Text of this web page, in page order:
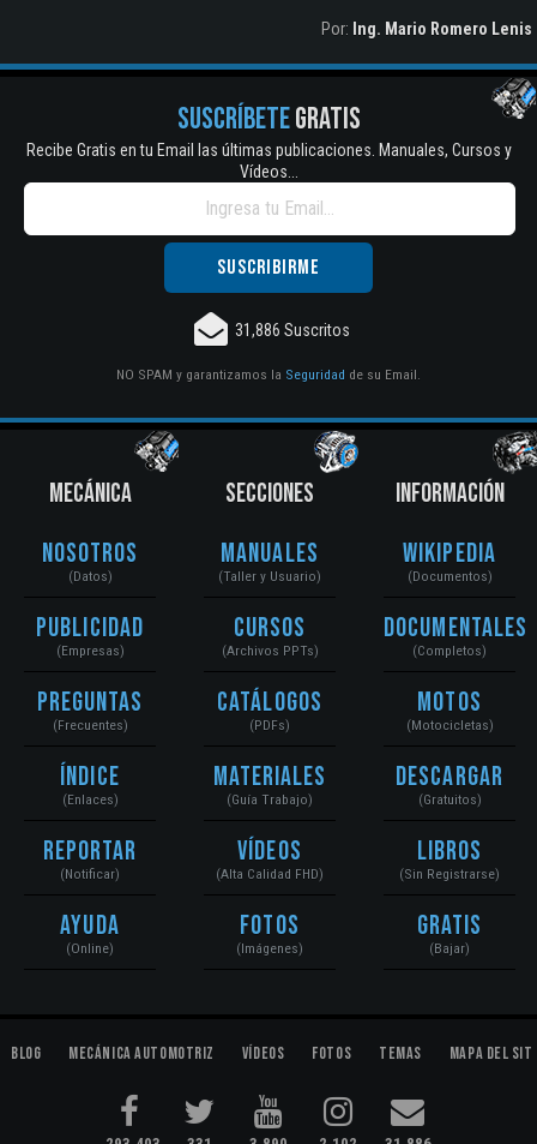
Por: Ing. Mario Romero Lenis
SUSCRÍBETEGRATIS
Recibe Gratis en tu Email las últimas publicaciones. Manuales, Cursos y
Vídeos...
31,886 Suscritos
NO SPAM y garantizamos la Seguridad de su Email.
MECÁNICA
Nosotros
(Datos)
Publicidad
(Empresas)
Preguntas
(Frecuentes)
Índice
(Enlaces)
Reportar
(Notificar)
Ayuda
(Online)
SECCIONES
Manuales
(Taller y Usuario)
Cursos
(Archivos PPTs)
Catálogos
(PDFs)
Materiales
(Guía Trabajo)
Vídeos
(Alta Calidad FHD)
Fotos
(Imágenes)
INFORMACIÓN
Wikipedia
(Documentos)
Documentales
(Completos)
Motos
(Motocicletas)
Descargar
(Gratuitos)
Libros
(Sin Registrarse)
Gratis
(Bajar)
Blog Mecánica Automotriz Vídeos Fotos Temas Mapa del